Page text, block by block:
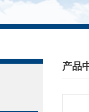
产品
/